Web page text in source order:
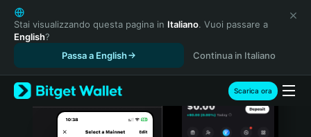
English
日本語
Tiếng Việt
Español (Latinoamérica)
Türkçe
Italiano
Stai visualizzando questa pagina in Italiano. Vuoi passare a
English?
Passa a English
Continua in Italiano
Scarica ora